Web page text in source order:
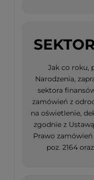
Jak co roku,
Narodzenia,
sektora
zamówień z
na oświetlenie,
zgodnie z
Prawo zamówień
poz. 2164